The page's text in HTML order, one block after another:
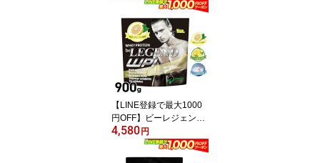
イン 700g スポーツ ＆ ウ
ェルネス ミルクティー
ホエイプロテイン マルト
デキストリン【スプーン
はプロテイン袋内に同
梱】
【LINE登録で最大1000
円OFF】ビーレジェンド
WPI プロテイン 900g
（be LEGEND ホエイプ
ロテイン 女性 男性 ダイ
4,580円